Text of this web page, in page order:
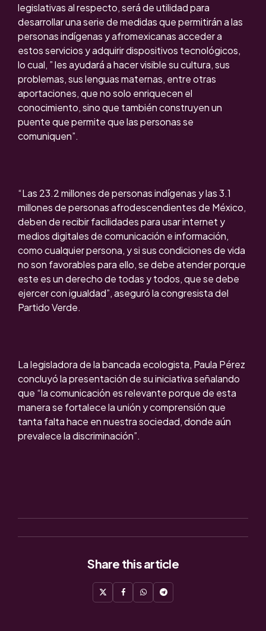
legislativas al respecto, será de utilidad para
desarrollar una serie de medidas que permitirán a las
personas indígenas y afromexicanas acceder a
estos servicios y adquirir dispositivos tecnológicos,
lo cual, ” les ayudará a hacer visible su cultura, sus
problemas, sus lenguas maternas, entre otras
aportaciones, que no solo enriquecen el
conocimiento, sino que también construyen un
puente que permite que las personas se
comuniquen”.
“Las 23.2 millones de personas indígenas y las 3.1
millones de personas afrodescendientes de México,
deben de recibir facilidades para usar internet y
medios digitales de comunicación e información,
como cualquier persona, y si sus condiciones de vida
no son favorables para ello, se debe atender porque
este es un derecho de todas y todos, que se debe
ejercer con igualdad”, aseguró la congresista del
Partido Verde.
La legisladora de la bancada ecologista, Paula Pérez
concluyó la presentación de su iniciativa señalando
que “la comunicación es relevante porque de esta
manera se fortalece la unión y comprensión que
tanta falta hace en nuestra sociedad, donde aún
prevalece la discriminación”.
Share this article